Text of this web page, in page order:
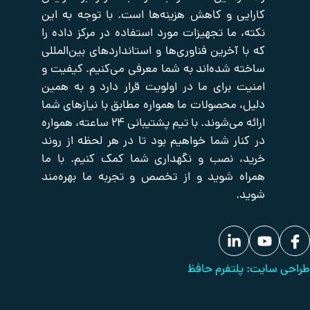
و کاهش هزینه‌ها است. با توجه به این
ما تجهیزات مورد استفاده در مرکز داده را
فناوری‌ها و استانداردهای بین‌المللی
شده‌اند به شما معرفی می‌کنیم. کیفیت و
برای ما در اولویت قرار دارد و به همین
محصولات ما همواره مطابق با نیازهای شما
ارائه می‌شوند. با تیم پشتیبانی ۲۴ ساعته، همواره
شما خواهیم بود تا در هر لحظه از روند
نصب و نگهداری شما کمک کنیم. با ما
شوید و از تخصص و تجربه ما بهره‌مند
صفحه
اصلی
فروشگاه
درباره
ما
تماس
با
ما
بانک
مقالات
اکتیو
شبکه
تایم
سرور
پسیو
شبکه
حفاظت
پیرامونی
حافظ